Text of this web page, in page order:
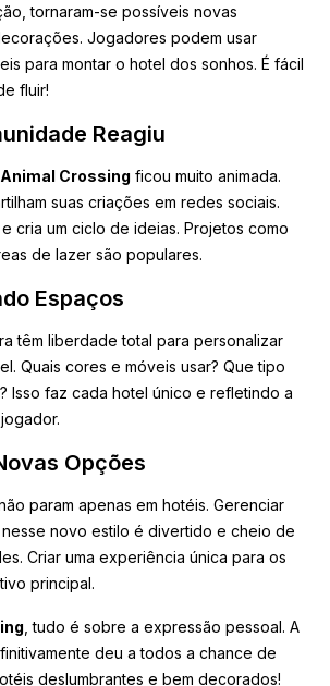
tornaram-se possíveis novas
Jogadores podem usar
para montar o hotel dos sonhos. É fácil
fluir!
Reagiu
Animal Crossing ficou muito animada.
suas criações em redes sociais.
cria um ciclo de ideias. Projetos como
de lazer são populares.
Espaços
têm liberdade total para personalizar
Quais cores e móveis usar? Que tipo
Isso faz cada hotel único e refletindo a
Opções
param apenas em hotéis. Gerenciar
novo estilo é divertido e cheio de
Criar uma experiência única para os
principal.
, tudo é sobre a expressão pessoal. A
deu a todos a chance de
deslumbrantes e bem decorados!